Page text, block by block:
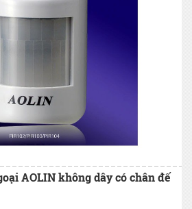
AOLIN không dây có chân đế